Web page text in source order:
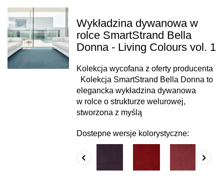
Wykładzina dywanowa w
rolce SmartStrand Bella
Donna - Living Colours vol. 1
Kolekcja wycofana z oferty producenta
Kolekcja SmartStrand Bella Donna to
elegancka wykładzina dywanowa
w rolce o strukturze welurowej,
stworzona z myślą
Dostepne wersje kolorystyczne: